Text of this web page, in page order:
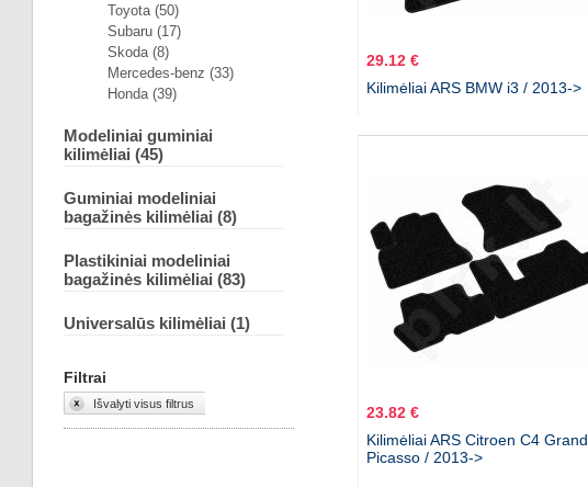
Toyota (50)
Subaru (17)
Skoda (8)
Mercedes-benz (33)
Honda (39)
Modeliniai guminiai
kilimėliai (45)
Guminiai modeliniai
bagažinės kilimėliai (8)
Plastikiniai modeliniai
bagažinės kilimėliai (83)
Universalūs kilimėliai (1)
Filtrai
Išvalyti visus filtrus
29.12 €
Kilimėliai ARS BMW i3 / 2013->
23.82 €
Kilimėliai ARS Citroen C4 Grand
Picasso / 2013->